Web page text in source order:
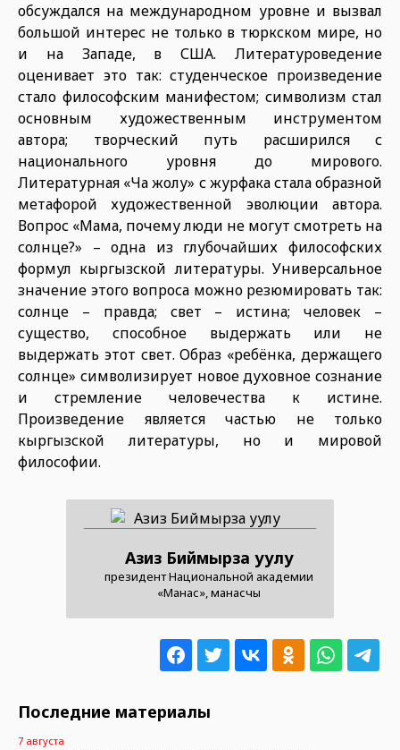
обсуждался на международном уровне и вызвал
большой интерес не только в тюркском мире, но
и на Западе, в США. Литературоведение
оценивает это так: студенческое произведение
стало философским манифестом; символизм стал
основным художественным инструментом
автора; творческий путь расширился с
национального уровня до мирового.
Литературная «Чаң жолу» с журфака стала образной
метафорой художественной эволюции автора.
Вопрос «Мама, почему люди не могут смотреть на
солнце?» – одна из глубочайших философских
формул кыргызской литературы. Универсальное
значение этого вопроса можно резюмировать так:
солнце – правда; свет – истина; человек –
существо, способное выдержать или не
выдержать этот свет. Образ «ребёнка, держащего
солнце» символизирует новое духовное сознание
и стремление человечества к истине.
Произведение является частью не только
кыргызской литературы, но и мировой
философии.
Азиз Биймырза уулу
президент Национальной академии
«Манас», манасчы
Последние материалы
7 августа